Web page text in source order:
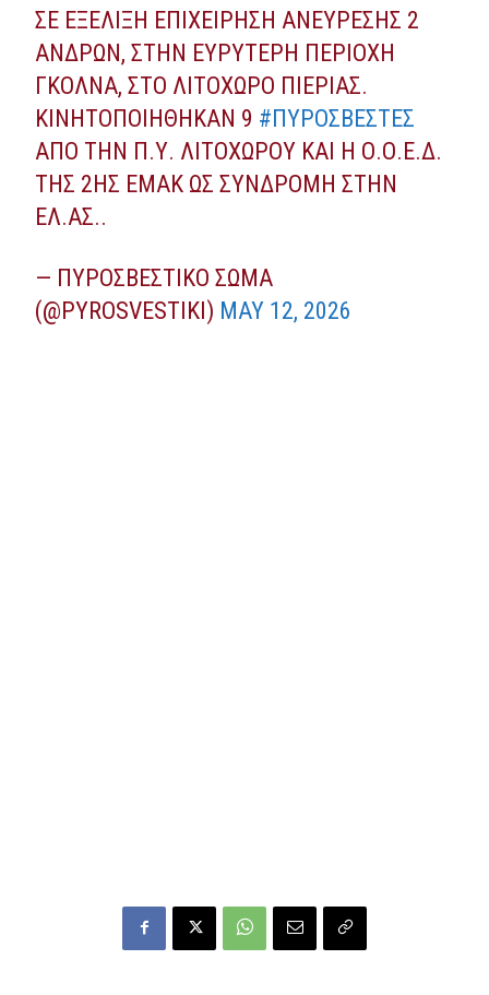
ΣΕ ΕΞΈΛΙΞΗ ΕΠΙΧΕΊΡΗΣΗ ΑΝΕΎΡΕΣΗΣ 2
ΑΝΔΡΏΝ, ΣΤΗΝ ΕΥΡΎΤΕΡΗ ΠΕΡΙΟΧΉ
ΓΚΌΛΝΑ, ΣΤΟ ΛΙΤΌΧΩΡΟ ΠΙΕΡΊΑΣ.
ΚΙΝΗΤΟΠΟΙΉΘΗΚΑΝ 9 #ΠΥΡΟΣΒΈΣΤΕΣ
ΑΠΌ ΤΗΝ Π.Υ. ΛΙΤΟΧΏΡΟΥ ΚΑΙ Η Ο.Ο.Ε.Δ.
ΤΗΣ 2ΗΣ ΕΜΑΚ ΩΣ ΣΥΝΔΡΟΜΉ ΣΤΗΝ
ΕΛ.ΑΣ..
— ΠΥΡΟΣΒΕΣΤΙΚΌ ΣΏΜΑ
(@PYROSVESTIKI) MAY 12, 2026